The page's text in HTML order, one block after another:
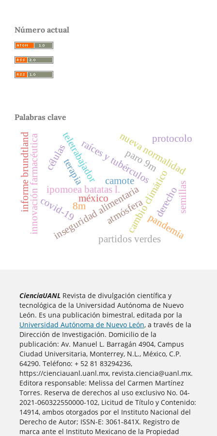
Número actual
Palabras clave
camote
ipomoea batatas l.
raíces y tubérculos
inseguridad alimentariacambio climático
teletrabajador nueva normalidad
covid-19
pandemia
innovación farmacéutica terapia
informe brundtland atmósfera
partidos verdes
células
protocolo
méxico
8m
paro 9m
derechosemillas
CienciaUANLRevista de divulgación científica y
tecnológica de la Universidad Autónoma de Nuevo
León. Es una publicación bimestral, editada por la
Universidad Autónoma de Nuevo León, a través de la
Dirección de Investigación. Domicilio de la
publicación: Av. Manuel L. Barragán 4904, Campus
Ciudad Universitaria, Monterrey, N.L., México, C.P.
64290. Teléfono: + 52 81 83294236,
https://cienciauanl.uanl.mx, revista.ciencia@uanl.mx.
Editora responsable: Melissa del Carmen Martínez
Torres. Reserva de derechos al uso exclusivo No. 04-
2021-060322550000-102, Licitud de Título y Contenido:
14914, ambos otorgados por el Instituto Nacional del
Derecho de Autor; ISSN-E: 3061-841X. Registro de
marca ante el Instituto Mexicano de la Propiedad